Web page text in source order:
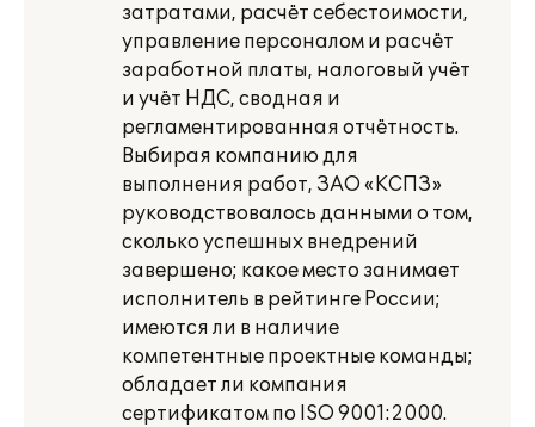
затратами, расчёт себестоимости,
управление персоналом и расчёт
заработной платы, налоговый учёт
и учёт НДС, сводная и
регламентированная отчётность.
Выбирая компанию для
выполнения работ, ЗАО «КСПЗ»
руководствовалось данными о том,
сколько успешных внедрений
завершено; какое место занимает
исполнитель в рейтинге России;
имеются ли в наличие
компетентные проектные команды;
обладает ли компания
сертификатом по ISO 9001:2000.